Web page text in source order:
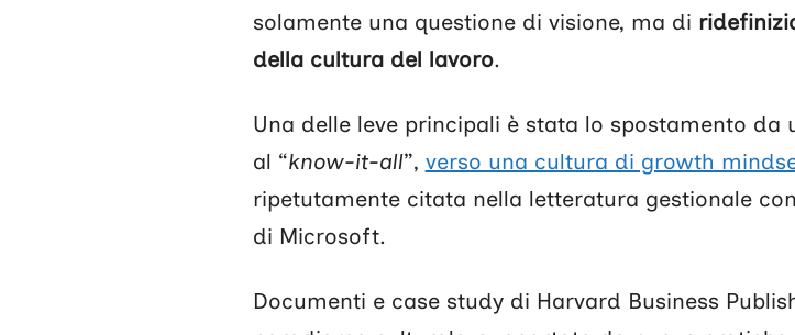
solamente una questione di visione, ma di
della cultura del lavoro.
Una delle leve principali è stata lo spostamento
al “know-it-all”, verso una cultura di growth
ripetutamente citata nella letteratura gestionale
di Microsoft.
Documenti e case study di Harvard Business